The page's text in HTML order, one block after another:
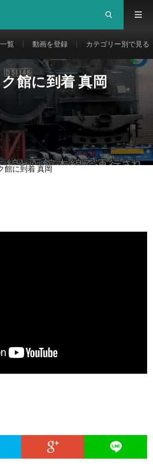
覧 動画を登録 カテゴリー別で見る
館に到着 真岡
館に到着 真岡